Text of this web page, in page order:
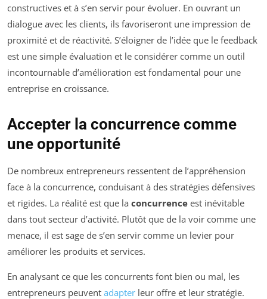
constructives et à s’en servir pour évoluer. En ouvrant un
dialogue avec les clients, ils favoriseront une impression de
proximité et de réactivité. S’éloigner de l’idée que le feedback
est une simple évaluation et le considérer comme un outil
incontournable d’amélioration est fondamental pour une
entreprise en croissance.
Accepter la concurrence comme
une opportunité
De nombreux entrepreneurs ressentent de l’appréhension
face à la concurrence, conduisant à des stratégies défensives
et rigides. La réalité est que la concurrence est inévitable
dans tout secteur d’activité. Plutôt que de la voir comme une
menace, il est sage de s’en servir comme un levier pour
améliorer les produits et services.
En analysant ce que les concurrents font bien ou mal, les
entrepreneurs peuvent adapter leur offre et leur stratégie.